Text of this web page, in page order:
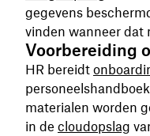
gegevens
vinden wanneer dat
Voorbereiding
HR bereidt
materialen worden
in de cloudopslag